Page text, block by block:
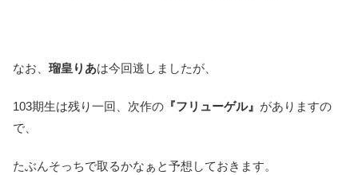
なお、 瑠皇りあは今回逃しましたが、
103期生は残り一回、次作の 『フリューゲル』 がありますの
で、
たぶんそっちで取るかなぁと予想しておきます。